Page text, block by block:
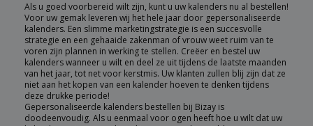
Als u goed voorbereid wilt zijn, kunt u uw kalenders nu al bestellen!
Voor uw gemak leveren wij het hele jaar door gepersonaliseerde
kalenders. Een slimme marketingstrategie is een succesvolle
strategie en een gehaaide zakenman of vrouw weet ruim van te
voren zijn plannen in werking te stellen. Creëer en bestel uw
kalenders wanneer u wilt en deel ze uit tijdens de laatste maanden
van het jaar, tot net voor kerstmis. Uw klanten zullen blij zijn dat ze
niet aan het kopen van een kalender hoeven te denken tijdens
deze drukke periode!
Gepersonaliseerde kalenders bestellen bij Bizay is
doodeenvoudig. Als u eenmaal voor ogen heeft hoe u wilt dat uw